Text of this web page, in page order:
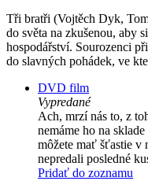
Tři bratři (Vojtěch Dyk,
do světa na zkušenou, aby
hospodářství. Sourozenci
do slavných pohádek, ve
DVD film
Vypredané
Ach, mrzí nás to, z
nemáme ho na
môžete mať šťastie v
nepredali posledné
Pridať do zoznamu